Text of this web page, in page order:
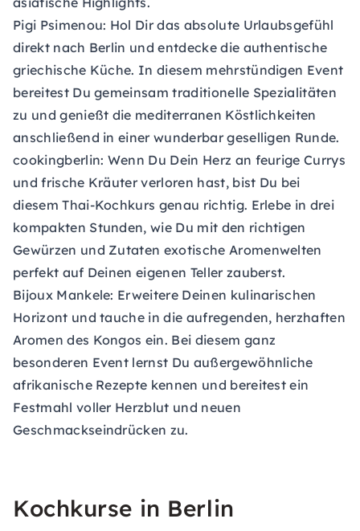
Pigi Psimenou: Hol Dir das absolute Urlaubsgefühl
direkt nach Berlin und entdecke die authentische
griechische Küche. In diesem mehrstündigen Event
bereitest Du gemeinsam traditionelle Spezialitäten
zu und genießt die mediterranen Köstlichkeiten
anschließend in einer wunderbar geselligen Runde.
cookingberlin: Wenn Du Dein Herz an feurige Currys
und frische Kräuter verloren hast, bist Du bei
diesem Thai-Kochkurs genau richtig. Erlebe in drei
kompakten Stunden, wie Du mit den richtigen
Gewürzen und Zutaten exotische Aromenwelten
perfekt auf Deinen eigenen Teller zauberst.
Bijoux Mankele: Erweitere Deinen kulinarischen
Horizont und tauche in die aufregenden, herzhaften
Aromen des Kongos ein. Bei diesem ganz
besonderen Event lernst Du außergewöhnliche
afrikanische Rezepte kennen und bereitest ein
Festmahl voller Herzblut und neuen
Geschmackseindrücken zu.
Kochkurse in Berlin